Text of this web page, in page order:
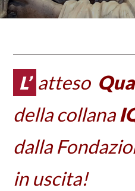
L’atteso
della collana
dalla
in uscita!